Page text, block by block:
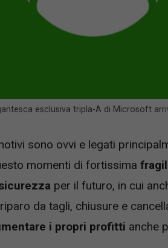
esclusiva tripla-A di Microsoft
sono ovvi e legati
momenti di fortissima
per il futuro, in cui
da tagli, chiusure e
i propri profitti anche